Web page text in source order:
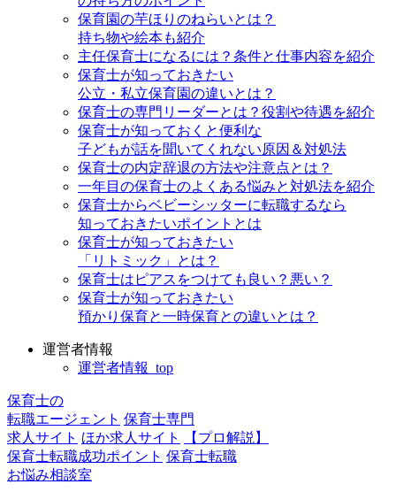
保育園の芋ほりのねらいとは？
持ち物や絵本も紹介
主任保育士になるには？条件と仕事内容を紹介
保育士が知っておきたい
公立・私立保育園の違いとは？
保育士の専門リーダーとは？役割や待遇を紹介
保育士が知っておくと便利な
子どもが話を聞いてくれない原因＆対処法
保育士の内定辞退の方法や注意点とは？
一年目の保育士のよくある悩みと対処法を紹介
保育士からベビーシッターに転職するなら
知っておきたいポイントとは
保育士が知っておきたい
「リトミック」とは？
保育士はピアスをつけても良い？悪い？
保育士が知っておきたい
預かり保育と一時保育との違いとは？
運営者情報
運営者情報_top
保育士の
転職エージェント 保育士専門
求人サイト ほか求人サイト
【プロ解説】
保育士転職成功ポイント 保育士転職
お悩み相談室